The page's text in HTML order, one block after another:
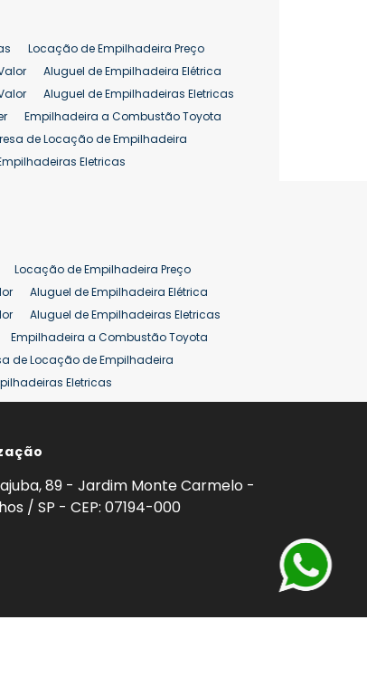
Locação de Empilhadeira Preço
Aluguel de Empilhadeira Elétrica
Aluguel de Empilhadeiras Eletricas
Empilhadeira a Combustão Toyota
de Locação de Empilhadeira
Eletricas
Preço de Empilhadeira 25 ton
Locação de Empilhadeira Preço
Aluguel de Empilhadeira Elétrica
Aluguel de Empilhadeiras Eletricas
Empilhadeira a Combustão Toyota
de Locação de Empilhadeira
Eletricas
Empilhadeira Hyster
Venda Empilhadeiras 25 ton
89 - Jardim Monte Carmelo -
/ SP - CEP: 07194-000